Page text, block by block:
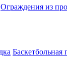
Ограждения из
Баскетбольная